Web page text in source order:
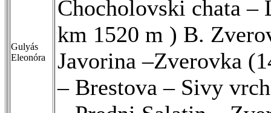
Gulyás
Eleonóra
Chocholovski chata –
km 1520 m ) B.
Javorina –Zverovka
– Brestova – Sivy